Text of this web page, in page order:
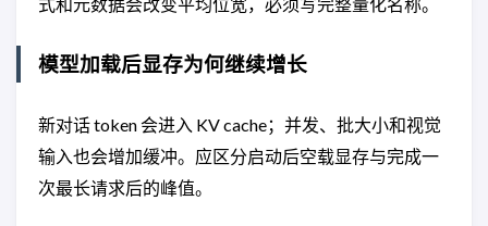
式和元数据会改变平均位宽，必须写完整量化名称。
模型加载后显存为何继续增长
新对话 token 会进入 KV cache；并发、批大小和视觉
输入也会增加缓冲。应区分启动后空载显存与完成一
次最长请求后的峰值。